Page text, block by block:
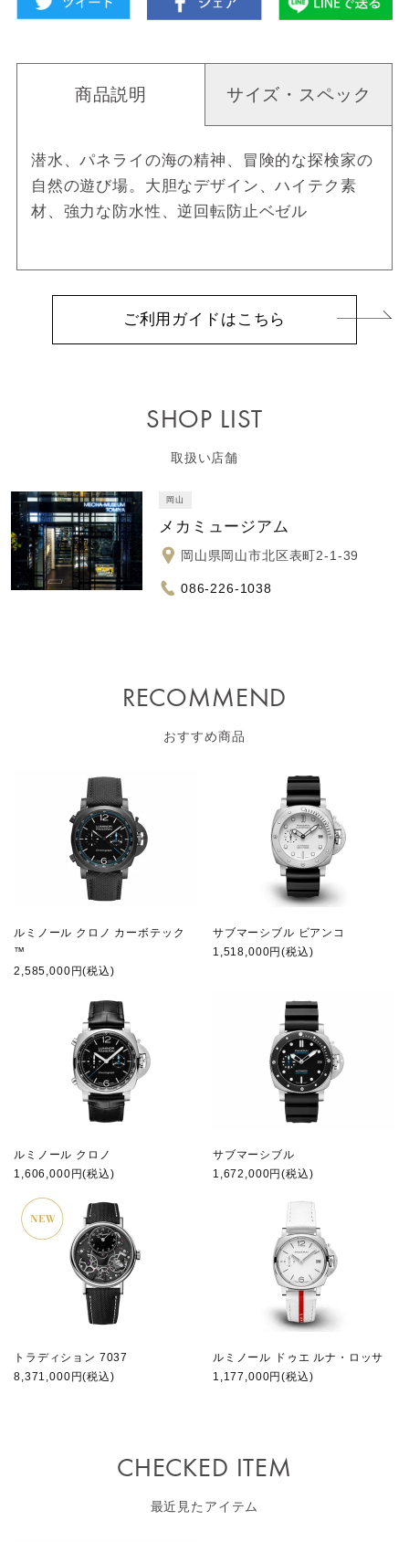
商品説明 サイズ・スペック
潜水、パネライの海の精神、冒険的な探検家の
自然の遊び場。大胆なデザイン、ハイテク素
材、強力な防水性、逆回転防止ベゼル
ご利用ガイドはこちら
SHOP LIST
取扱い店舗
岡山
メカミュージアム
岡山県岡山市北区表町2-1-39
086-226-1038
RECOMMEND
おすすめ商品
ルミノール クロノ カーボテック
™
2,585,000円(税込)
サブマーシブル ビアンコ
1,518,000円(税込)
ルミノール クロノ
1,606,000円(税込)
サブマーシブル
1,672,000円(税込)
トラディション 7037
8,371,000円(税込)
ルミノール ドゥエ ルナ・ロッサ
1,177,000円(税込)
CHECKED ITEM
最近見たアイテム